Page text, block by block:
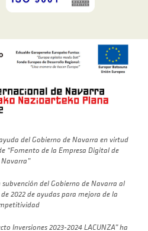
del Gobierno de Navarra en virtud
“Fomento de la Empresa Digital de
Navarra”
del Gobierno de Navarra al
2022 de ayudas para mejora de la
Inversiones 2023-2024 LACUNZA” ha